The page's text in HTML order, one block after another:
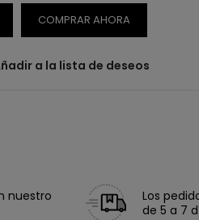
COMPRAR AHORA
a la lista de deseos
nuestro
Los
de 5 a 7